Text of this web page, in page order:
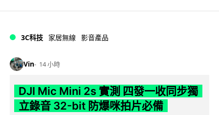
3C科技 家居無線 影音產品
Vin 14 小時
DJI Mic Mini 2s 實測 四發一收同步獨
立錄音 32-bit 防爆咪拍片必備